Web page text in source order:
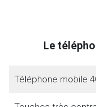
Le
Téléphone mobile